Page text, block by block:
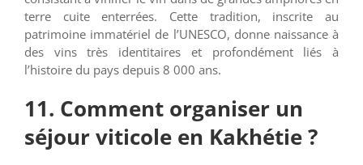
terre cuite enterrées. Cette tradition, inscrite au
patrimoine immatériel de l’UNESCO, donne naissance à
des vins très identitaires et profondément liés à
l’histoire du pays depuis 8 000 ans.
11. Comment organiser un
séjour viticole en Kakhétie ?